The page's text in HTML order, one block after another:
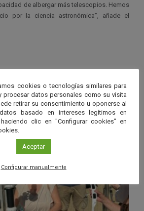
de albergar más telescopios. Hemos
por la ciencia astronómica”, añade el
publicadas Ver más
cookies o tecnologías similares para
procesar datos personales como su visita
retirar su consentimiento u oponerse al
basado en intereses legítimos en
clic en "Configurar cookies" en
Aceptar
Configurar manualmente